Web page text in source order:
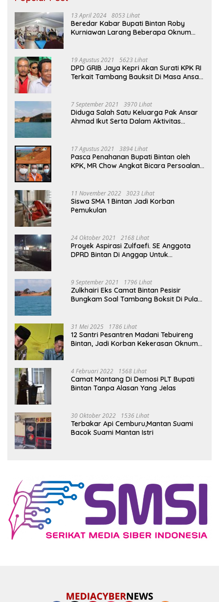
13 April 2024 8053 Lihat
Beredar Kabar Bupati Bintan Roby
Kurniawan Larang Beberapa Oknum
19 Agustus 2021 5623 Lihat
DPD GRIB Jaya Kepri Akan Surati KPK RI
Terkait Tambang Bauksit Di Masa Ansar
7 September 2021 3970 Lihat
Diduga Salah Satu Keluarga Pak Ansar
Ahmad Ikut Serta Dalam Aktivitas
17 Agustus 2021 3894 Lihat
Pasca Penahanan Bupati Bintan oleh
KPK, MR Chow Angkat Bicara Persoalan
11 November 2022 3023 Lihat
Siswa SMA 1 Bintan Jadi Korban
Pemukulan
24 Oktober 2021 2168 Lihat
Proyek Aspirasi Zulfaefi. SE Anggota
DPRD Bintan Di Anggap Untuk
9 September 2021 1796 Lihat
Zulkhairi Eks Camat Bintan Pesisir
Bungkam Soal Tambang Boksit Di Pulau
31 Mei 2025 1786 Lihat
12 Santri Pesantren Madani Tebuireng
Bintan, Jadi Korban Kekerasan Oknum
4 Februari 2022 1568 Lihat
Camat Mantang Di Demosi PLT Bupati
Bintan Tanpa Alasan Yang Jelas
30 Oktober 2022 1536 Lihat
Terbakar Api Cemburu,Mantan Suami
Bacok Suami Mantan Istri